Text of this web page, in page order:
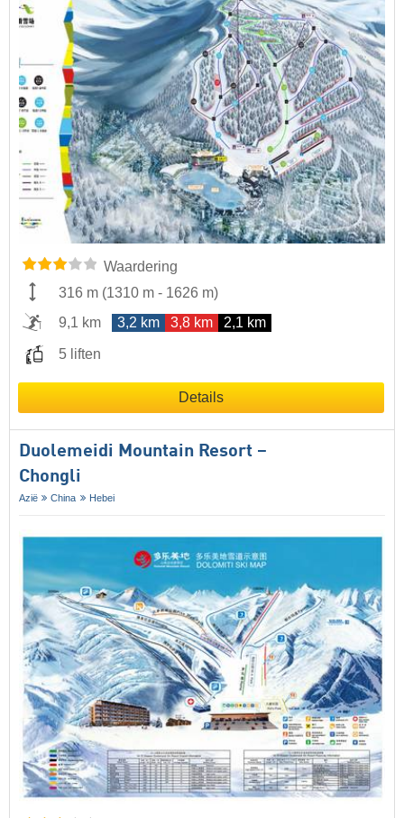
Waardering
316 m (1310 m - 1626 m)
9,1 km
3,2 km 3,8 km 2,1 km
5 liften
Details
Duolemeidi Mountain Resort –
Chongli
Azië China Hebei